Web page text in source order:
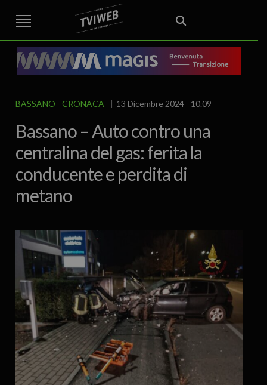
STREET TG CRONACA VENETO
VICENZA E PROVINCIA
AREA BERICA
ECONOMIA ATTUALITA’ POLITICA
EDITORIALE ITALIA E MONDO CURIOSITÀ – LIFESTYLE
CULTURA ARTE
SPORT
IL GRAFFIO FOOD & DRINK
BASSANO CRONACA 13 Dicembre 2024 - 10.09
Bassano – Auto contro una
centralina del gas: ferita la
conducente e perdita di
metano